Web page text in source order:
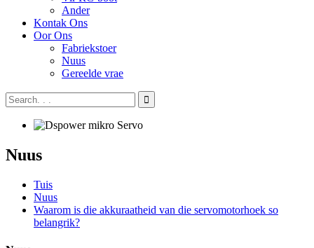
Ander
Kontak Ons
Oor Ons
Fabriekstoer
Nuus
Gereelde vrae
Nuus
Tuis
Nuus
Waarom is die akkuraatheid van die servomotorhoek so
belangrik?